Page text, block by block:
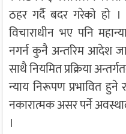
ठहर गर्दै बदर गरेको हो
विचाराधीन भए पनि
नगर्न कुनै अन्तरिम आदेश
साथै नियमित प्रक्रिया
न्याय निरूपण प्रभावित हुने
नकारात्मक असर पर्ने
।